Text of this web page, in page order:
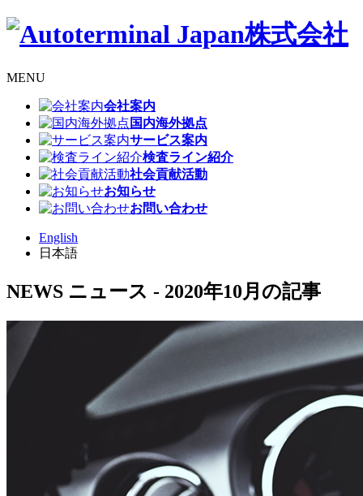
MENU
会社案内
国内海外拠点
サービス案内
検査ライン紹介
社会貢献活動
お知らせ
お問い合わせ
English
日本語
NEWS ニュース - 2020年10月の記事